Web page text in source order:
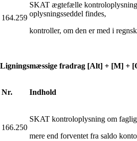
164.259
SKAT ægtefælle
oplysningsseddel findes,
kontroller, om den er med i
Ligningsmæssige fradrag [Alt] + [M] +
Nr. Indhold
166.250
SKAT kontroloplysning om
mere end forventet fra saldo